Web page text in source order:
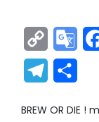
Copy
Link
BREW OR DIE